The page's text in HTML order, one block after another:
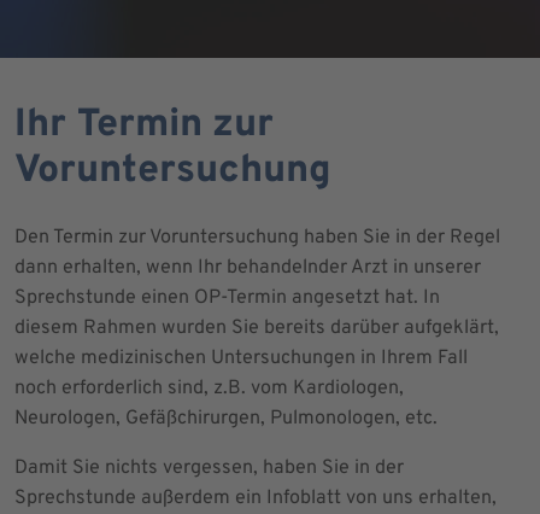
Ihr Termin zur
Voruntersuchung
Den Termin zur Voruntersuchung haben Sie in der Regel
dann erhalten, wenn Ihr behandelnder Arzt in unserer
Sprechstunde einen OP-Termin angesetzt hat. In
diesem Rahmen wurden Sie bereits darüber aufgeklärt,
welche medizinischen Untersuchungen in Ihrem Fall
noch erforderlich sind, z.B. vom Kardiologen,
Neurologen, Gefäßchirurgen, Pulmonologen, etc.
Damit Sie nichts vergessen, haben Sie in der
Sprechstunde außerdem ein Infoblatt von uns erhalten,